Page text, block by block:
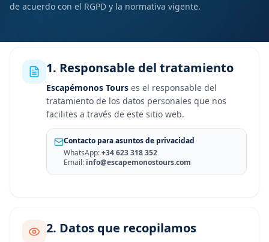
de acuerdo con el RGPD y la normativa vigente.
1. Responsable del tratamiento
Escapémonos Tours es el responsable del
tratamiento de los datos personales que nos
facilites a través de este sitio web.
Contacto para asuntos de privacidad
WhatsApp:+34 623 318 352
Email: info@escapemonostours.com
2. Datos que recopilamos